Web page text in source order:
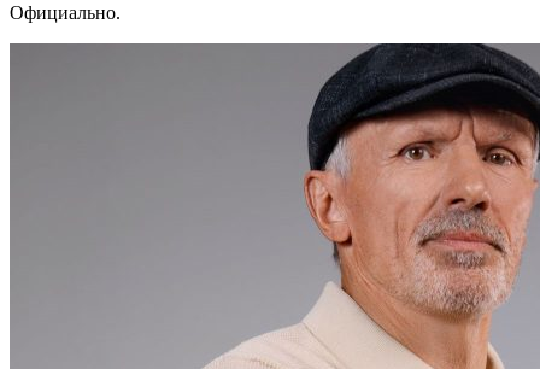
Официально.